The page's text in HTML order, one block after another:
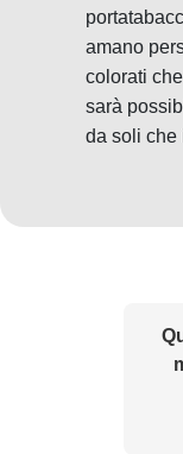
amano
colorati
sarà
da soli che